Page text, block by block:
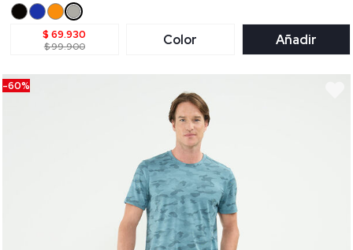
$ 69.930
$ 99.900 Color Añadir
-60%